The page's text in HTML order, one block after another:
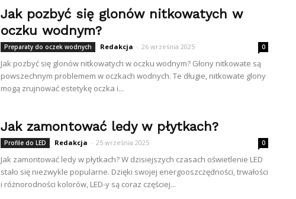
Jak pozbyć się glonów nitkowatych w
oczku wodnym?
Preparaty do oczek wodnych Redakcja - 26 września 2025 0
Jak pozbyć się glonów nitkowatych w oczku wodnym? Głony nitkowate są
powszechnym problemem w oczkach wodnych. Te długie, nitkowate glony
mogą zrujnować estetykę oczka i...
Jak zamontować ledy w płytkach?
Profile do LED Redakcja - 25 września 2025 0
Jak zamontować ledy w płytkach? W dzisiejszych czasach oświetlenie LED
stało się niezwykle popularne. Dzięki swojej energooszczędności, trwałości
i różnorodności kolorów, LED-y są coraz częściej...